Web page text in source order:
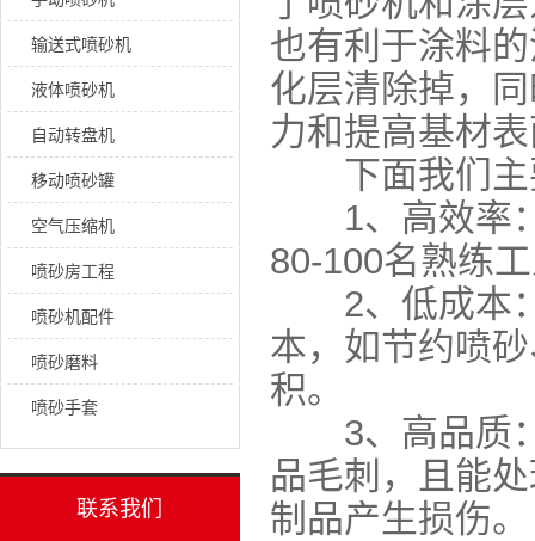
也有利于涂料
化层清除掉，
力和提高基材
下面我们主
1、高效率：
80-100名熟练
2、低成本：
本，如节约喷
积。
3、高品质：
品毛刺，且能
制品产生损伤。
输送式喷砂机
液体喷砂机
自动转盘机
移动喷砂罐
空气压缩机
喷砂房工程
喷砂机配件
喷砂磨料
喷砂手套
联系我们